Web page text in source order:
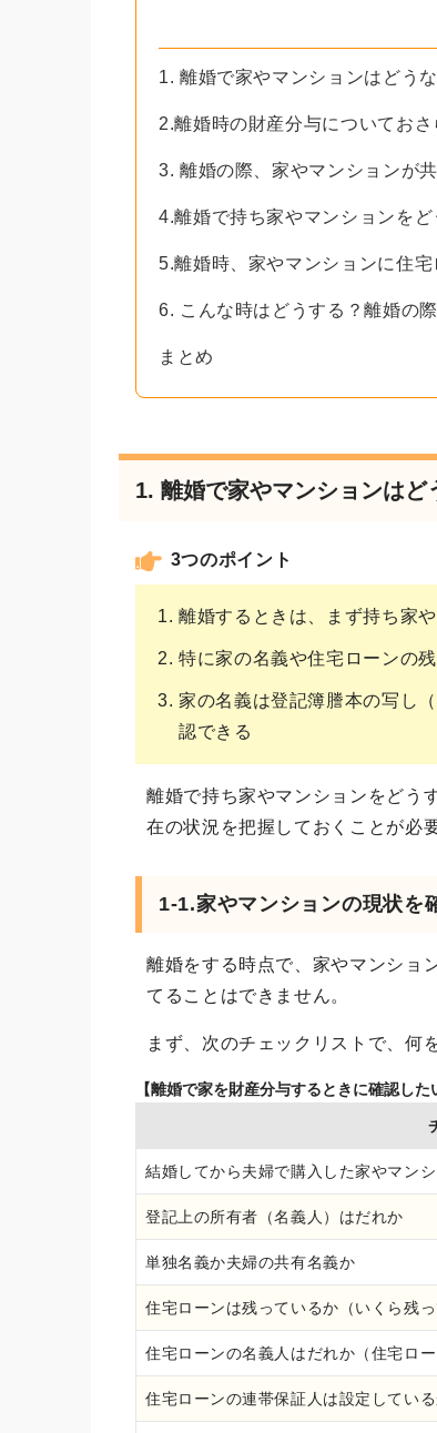
1. 離婚で家やマンションはどう
2.離婚時の財産分与についておさ
3. 離婚の際、家やマンションが
4.離婚で持ち家やマンションをど
5.離婚時、家やマンションに住
6. こんな時はどうする？離婚の
まとめ
1. 離婚で家やマンションはど
3つのポイント
離婚するときは、まず持ち家
特に家の名義や住宅ローンの
家の名義は登記簿謄本の写し
認できる
離婚で持ち家やマンションをどう
在の状況を把握しておくことが必
1-1.家やマンションの現状を
離婚をする時点で、家やマンショ
てることはできません。
まず、次のチェックリストで、何
【離婚で家を財産分与するときに確認した
結婚してから夫婦で購入した家やマン
登記上の所有者（名義人）はだれか
単独名義か夫婦の共有名義か
住宅ローンは残っているか（いくら残っ
住宅ローンの名義人はだれか（住宅ロー
住宅ローンの連帯保証人は設定してい